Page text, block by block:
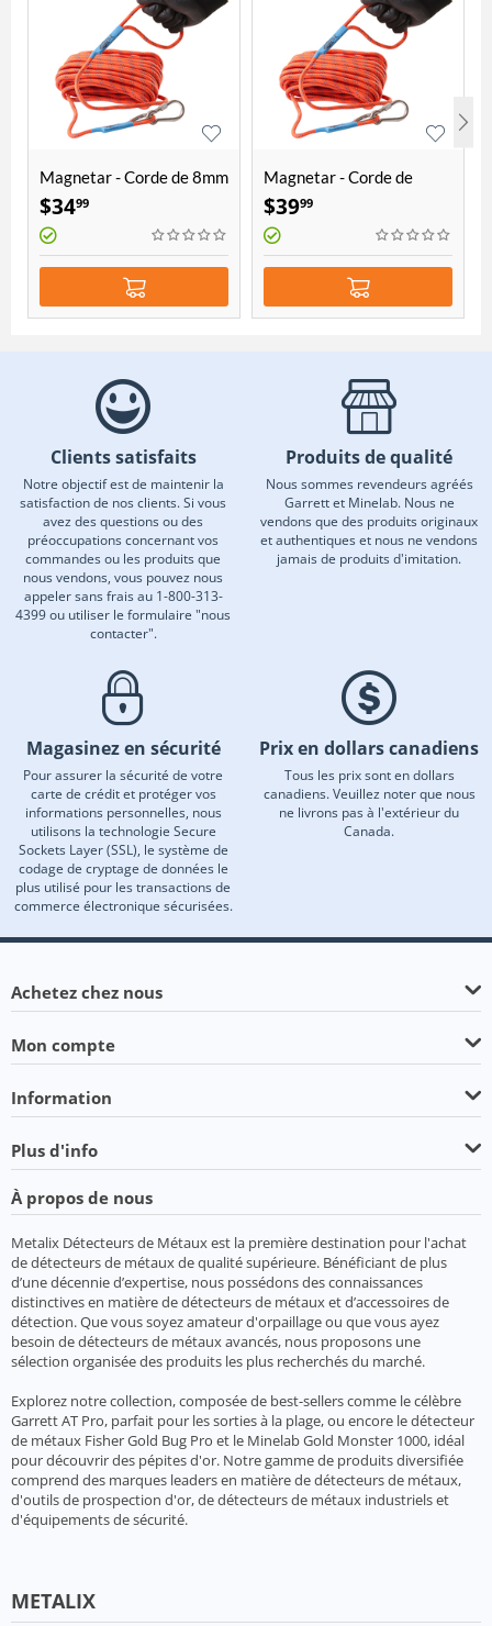
Magnetar - Corde de 8mm
d'épaisseur et 20 mètres
de longueur
$3499
Magnetar - Corde de
10mm d'épaisseur et 20
mètres de longueur
$3999
Clients satisfaits
Notre objectif est de maintenir la
satisfaction de nos clients. Si vous
avez des questions ou des
préoccupations concernant vos
commandes ou les produits que
nous vendons, vous pouvez nous
appeler sans frais au 1-800-313-
4399 ou utiliser le formulaire "nous
contacter".
Produits de qualité
Nous sommes revendeurs agréés
Garrett et Minelab. Nous ne
vendons que des produits originaux
et authentiques et nous ne vendons
jamais de produits d'imitation.
Magasinez en sécurité
Pour assurer la sécurité de votre
carte de crédit et protéger vos
informations personnelles, nous
utilisons la technologie Secure
Sockets Layer (SSL), le système de
codage de cryptage de données le
plus utilisé pour les transactions de
commerce électronique sécurisées.
Prix en dollars canadiens
Tous les prix sont en dollars
canadiens. Veuillez noter que nous
ne livrons pas à l'extérieur du
Canada.
Achetez chez nous
Mon compte
Information
Plus d'info
À propos de nous
Metalix Détecteurs de Métaux est la première destination pour l'achat
de détecteurs de métaux de qualité supérieure. Bénéficiant de plus
d’une décennie d’expertise, nous possédons des connaissances
distinctives en matière de détecteurs de métaux et d’accessoires de
détection. Que vous soyez amateur d'orpaillage ou que vous ayez
besoin de détecteurs de métaux avancés, nous proposons une
sélection organisée des produits les plus recherchés du marché.
Explorez notre collection, composée de best-sellers comme le célèbre
Garrett AT Pro, parfait pour les sorties à la plage, ou encore le détecteur
de métaux Fisher Gold Bug Pro et le Minelab Gold Monster 1000, idéal
pour découvrir des pépites d'or. Notre gamme de produits diversifiée
comprend des marques leaders en matière de détecteurs de métaux,
d'outils de prospection d'or, de détecteurs de métaux industriels et
d'équipements de sécurité.
METALIX